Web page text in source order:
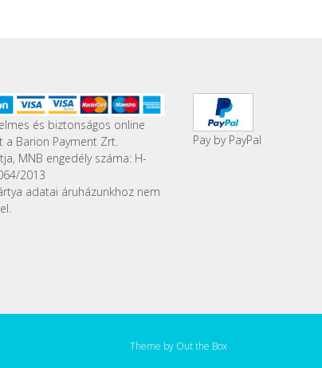
és biztonságos online
a Barion Payment Zrt.
MNB engedély száma: H-
2013
adatai áruházunkhoz nem
Pay by PayPal
Theme by Out the Box